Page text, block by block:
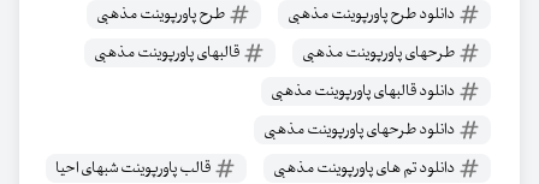
دانلود طرح پاورپوینت مذهبی
طرح پاورپوینت مذهبی
طرحهای پاورپوینت مذهبی
قالبهای پاورپوینت مذهبی
دانلود قالبهای پاورپوینت مذهبی
دانلود طرحهای پاورپوینت مذهبی
دانلود تم های پاورپوینت مذهبی
قالب پاورپوینت شبهای احیا